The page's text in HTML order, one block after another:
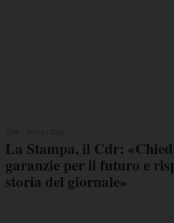
CDR
La Stampa, il Cdr:
garanzie per il futuro e
storia del giornale»